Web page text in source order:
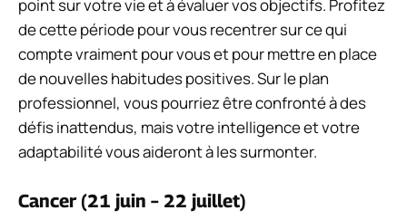
point sur votre vie et à évaluer vos objectifs. Profitez
de cette période pour vous recentrer sur ce qui
compte vraiment pour vous et pour mettre en place
de nouvelles habitudes positives. Sur le plan
professionnel, vous pourriez être confronté à des
défis inattendus, mais votre intelligence et votre
adaptabilité vous aideront à les surmonter.
Cancer (21 juin – 22 juillet)